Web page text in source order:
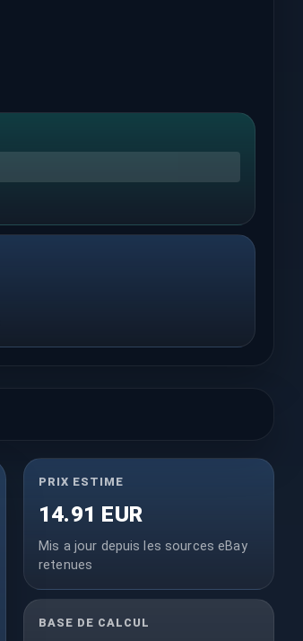
PRIX ESTIME
14.91 EUR
Mis a jour depuis les sources eBay
retenues
BASE DE CALCUL